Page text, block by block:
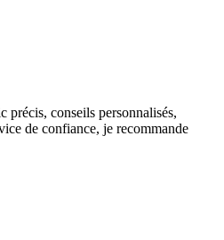
conseils personnalisés,
de confiance, je recommande